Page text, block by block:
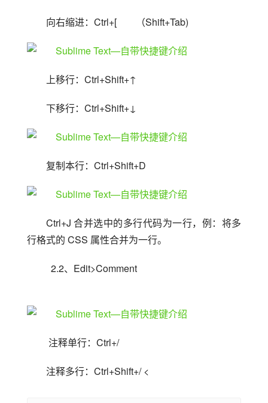
向右缩进：Ctrl+[　　（Shift+Tab)
上移行：Ctrl+Shift+↑
下移行：Ctrl+Shift+↓
复制本行：Ctrl+Shift+D
Ctrl+J 合并选中的多行代码为一行，例：将多
行格式的 CSS 属性合并为一行。
  2.2、Edit>Comment
注释单行：Ctrl+/
注释多行：Ctrl+Shift+/ <